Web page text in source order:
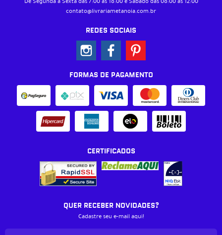
contato@livrariametanoia.com.br
REDES SOCIAIS
FORMAS DE PAGAMENTO
CERTIFICADOS
QUER RECEBER NOVIDADES?
Cadastre seu e-mail aqui!